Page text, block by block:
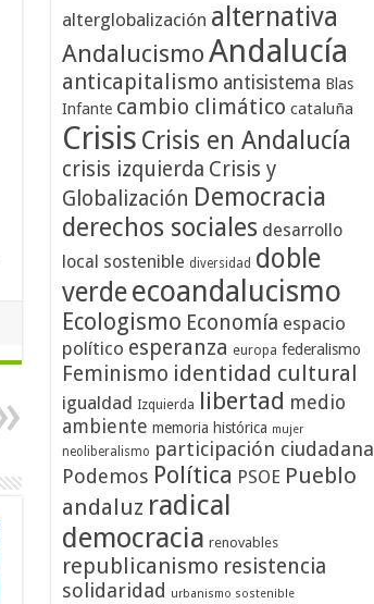
alterglobalización alternativa
AndalucismoAndalucía
anticapitalismo antisistema Blas
Infante cambio climático cataluña
Crisis Crisis en Andalucía
crisis izquierda Crisis y
Globalización Democracia
derechos sociales desarrollo
local sostenible diversidad doble
verdeecoandalucismo
Ecologismo Economía espacio
político esperanza europa federalismo
Feminismo identidad cultural
igualdad Izquierda libertad medio
ambiente memoria histórica mujer
neoliberalismo participación ciudadana
Podemos Política PSOE Pueblo
andaluz radical
democracia renovables
republicanismo resistencia
solidaridad urbanismo sostenible